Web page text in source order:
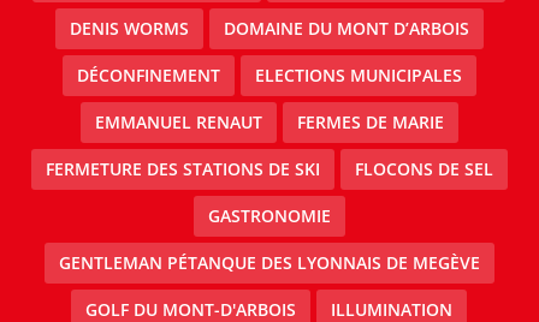
DENIS WORMS DOMAINE DU MONT D’ARBOIS
DÉCONFINEMENT ELECTIONS MUNICIPALES
EMMANUEL RENAUT FERMES DE MARIE
FERMETURE DES STATIONS DE SKI FLOCONS DE SEL
GASTRONOMIE
GENTLEMAN PÉTANQUE DES LYONNAIS DE MEGÈVE
GOLF DU MONT-D'ARBOIS ILLUMINATION